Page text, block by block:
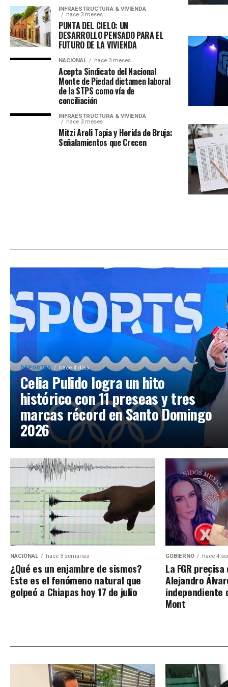
INFRAESTRUCTURA & VIVIENDA
hace 3 meses
PUNTA DEL CIELO: UN
DESARROLLO PENSADO PARA EL
FUTURO DE LA VIVIENDA
NACIONAL hace 3 meses
Acepta Sindicato del Nacional
Monte de Piedad dictamen laboral
de la STPS como vía de
conciliación
INFRAESTRUCTURA & VIVIENDA
hace 3 meses
Mitzi Areli Tapia y Herida de Bruja:
Señalamientos que Crecen
DEPORTES hace 4 días
Celia Pulido logra un hito
histórico con 11 preseas y tres
marcas récord en Santo Domingo
2026
NACIONAL hace 3 semanas
¿Qué es un enjambre de sismos?
Este es el fenómeno natural que
golpeó a Chiapas hoy 17 de julio
GOBIERNO hace 4
La FGR
Alejandro
independiente
Mont